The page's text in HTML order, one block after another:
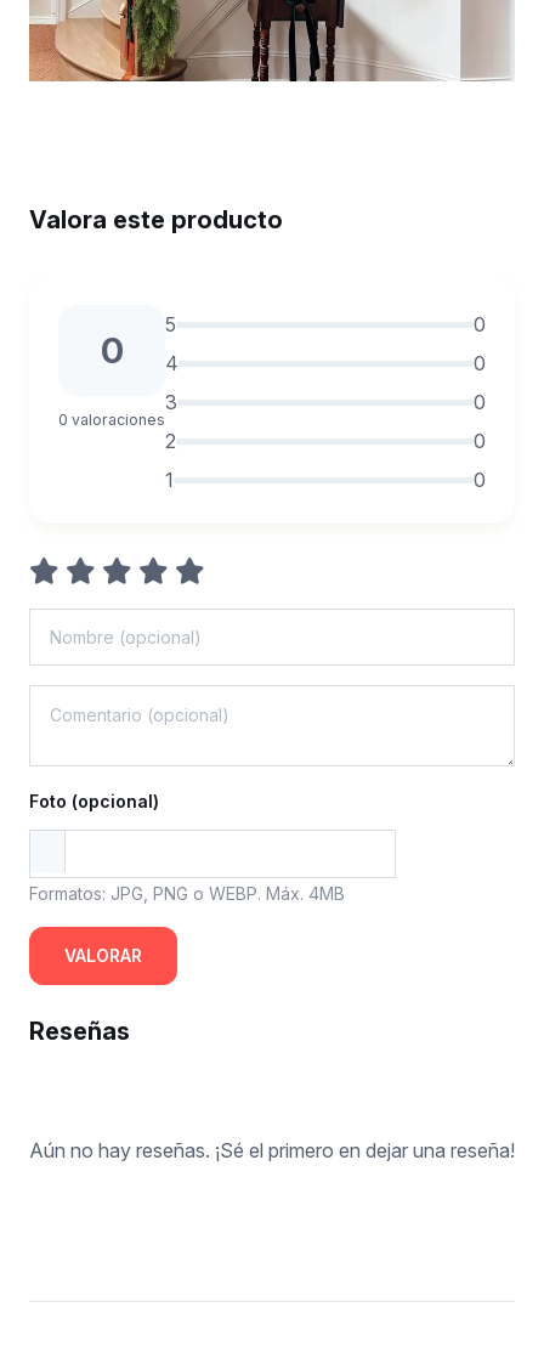
Valora este producto
Foto (opcional)
Formatos: JPG, PNG o WEBP. Máx. 4MB
VALORAR
0
0 valoraciones
5
0
4
0
3
0
2
0
1
0
Reseñas
Aún no hay reseñas. ¡Sé el primero en dejar una reseña!